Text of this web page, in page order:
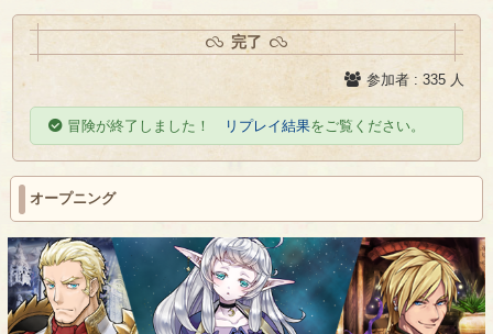
完了
参加者 : 335 人
冒険が終了しました！ リプレイ結果をご覧ください。
オープニング